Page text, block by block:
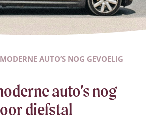
MODERNE AUTO’S NOG GEVOELIG
auto’s nog
diefstal